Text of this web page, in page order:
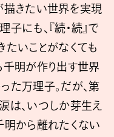
描きたい世界を実現
にも、『続・続』で
たいことがなくても
千明が作り出す世界
た万理子。だが、第
は、いつしか芽生え
明から離れたくない